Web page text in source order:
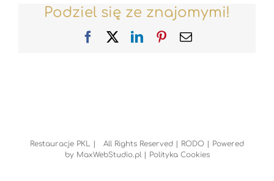
Podziel się ze znajomymi!
FacebookLinkedInPinterest
Email
Restauracje PKL | All Rights Reserved | RODO | Powered
by MaxWebStudio.pl| Polityka Cookies